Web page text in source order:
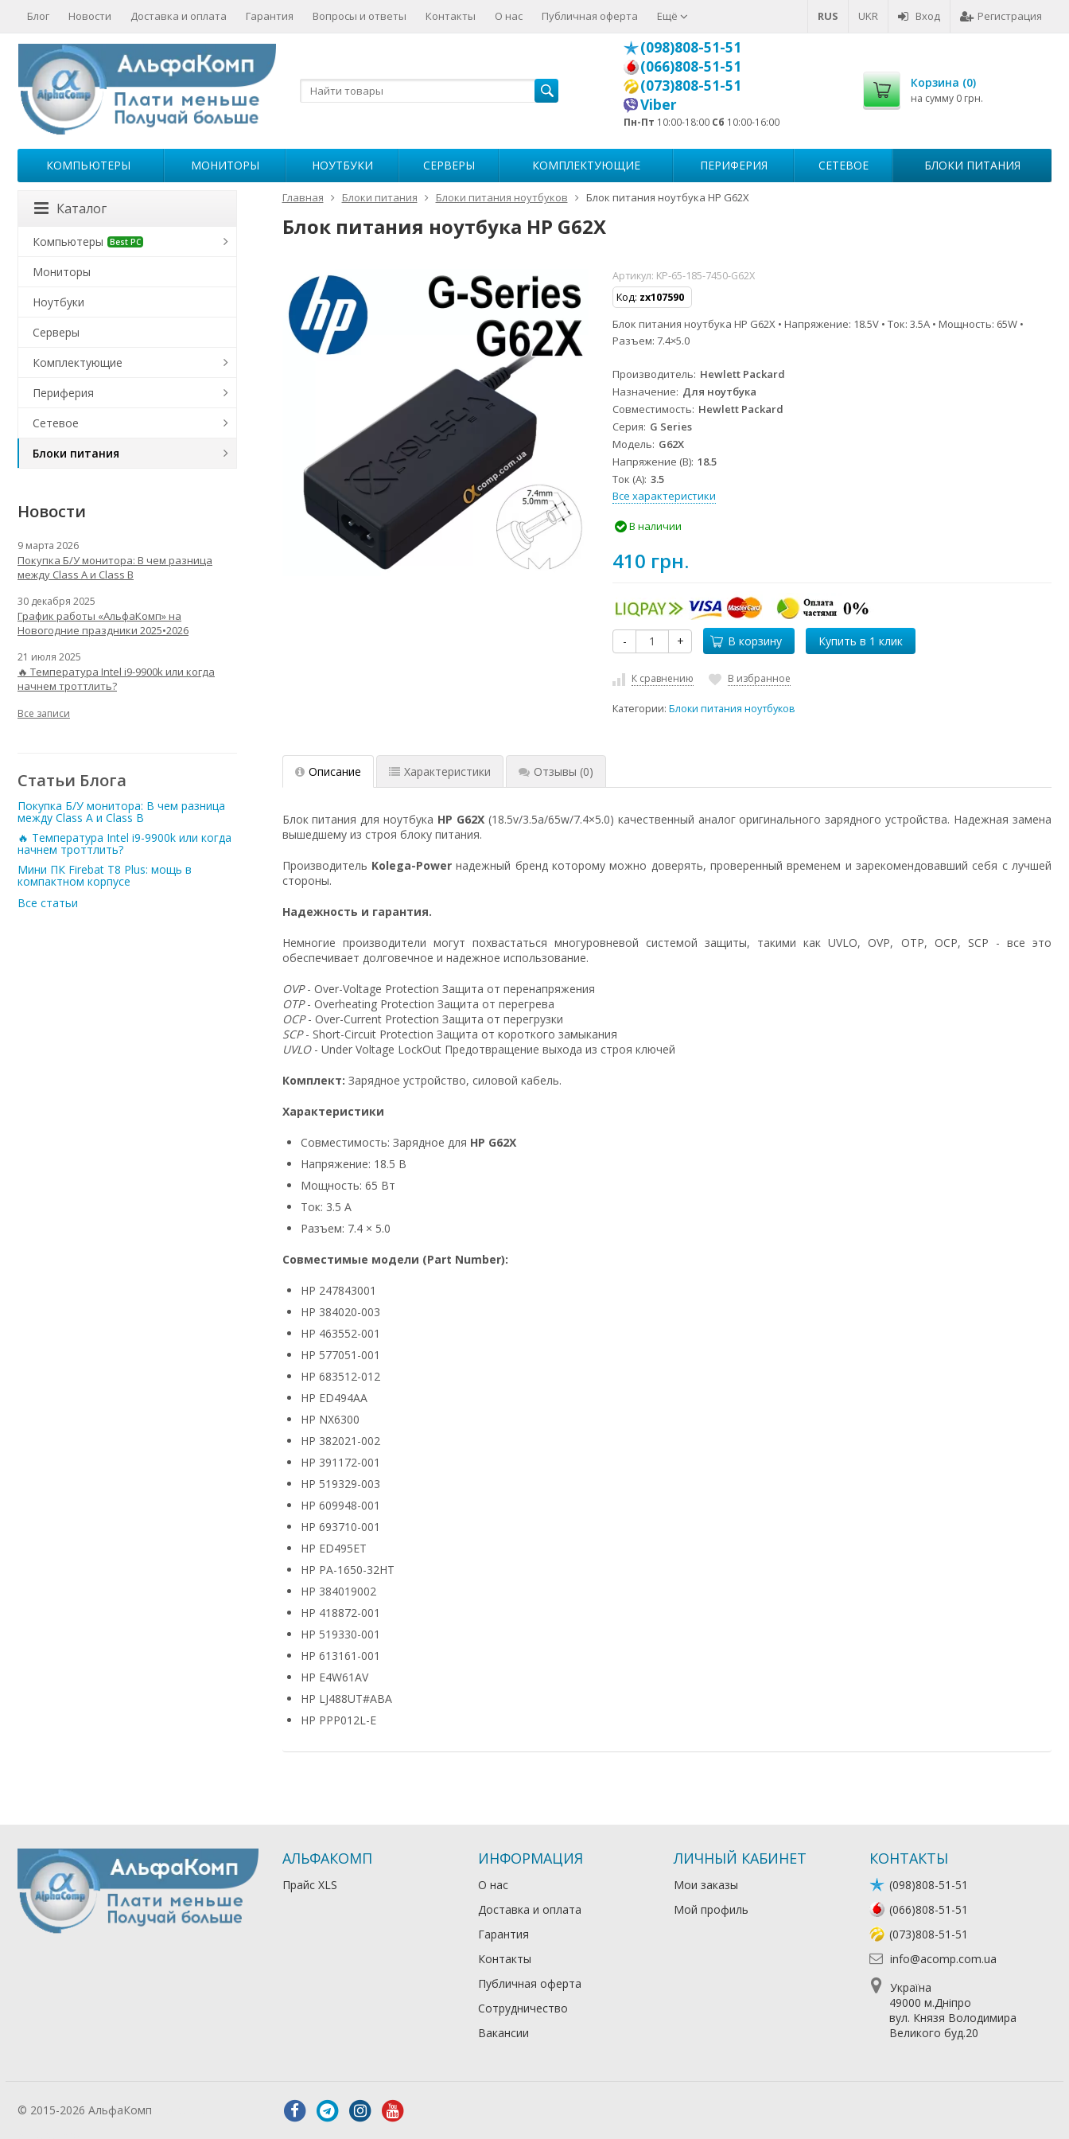
RUS UKR Вход Регистрация
Блог Новости Доставка и оплата Гарантия Вопросы и ответы Контакты О нас Публичная оферта Ещё
(098)808-51-51
(066)808-51-51
(073)808-51-51
Viber
Пн-Пт 10:00-18:00 Сб 10:00-16:00
Корзина (0)
на сумму 0 грн.
КОМПЬЮТЕРЫ МОНИТОРЫ НОУТБУКИ СЕРВЕРЫ КОМПЛЕКТУЮЩИЕ ПЕРИФЕРИЯ СЕТЕВОЕ БЛОКИ ПИТАНИЯ
Главная Блоки питания Блоки питания ноутбуков Блок питания ноутбука HP G62X
Блок питания ноутбука HP G62X
Артикул: KP-65-185-7450-G62X
Код: zx107590
Блок питания ноутбука HP G62X • Напряжение: 18.5V • Ток: 3.5A • Мощность: 65W •
Разъем: 7.4×5.0
Производитель Hewlett Packard
Назначение Для ноутбука
Совместимость Hewlett Packard
Серия G Series
Модель G62X
Напряжение (В) 18.5
Ток (А) 3.5
Все характеристики
В наличии
410 грн.
- + В корзину
К сравнению В избранное
Категории:Блоки питания ноутбуков
Описание Характеристики Отзывы (0)
Блок питания для ноутбука HP G62X(18.5v/3.5a/65w/7.4×5.0) качественный аналог оригинального зарядного устройства. Надежная замена
вышедшему из строя блоку питания.
Производитель Kolega-Powerнадежный бренд которому можно доверять, проверенный временем и зарекомендовавший себя с лучшей
стороны.
Надежность и гарантия.
Немногие производители могут похвастаться многуровневой системой защиты, такими как UVLO, OVP, OTP, OCP, SCP - все это
обеспечивает долговечное и надежное использование.
OVP- Over-Voltage Protection Защита от перенапряжения
OTP- Overheating Protection Защита от перегрева
OCP- Over-Current Protection Защита от перегрузки
SCP- Short-Circuit Protection Защита от короткого замыкания
UVLO- Under Voltage LockOut Предотвращение выхода из строя ключей
Комплект: Зарядное устройство, силовой кабель.
Характеристики
Совместимость: Зарядное для HP G62X
Напряжение: 18.5 В
Мощность: 65 Вт
Ток: 3.5 А
Разъем: 7.4 × 5.0
Совместимые модели (Part Number):
HP 247843001
HP 384020-003
HP 463552-001
HP 577051-001
HP 683512-012
HP ED494AA
HP NX6300
HP 382021-002
HP 391172-001
HP 519329-003
HP 609948-001
HP 693710-001
HP ED495ET
HP PA-1650-32HT
HP 384019002
HP 418872-001
HP 519330-001
HP 613161-001
HP E4W61AV
HP LJ488UT#ABA
HP PPP012L-E
Каталог
Компьютеры Best PC
Мониторы
Ноутбуки
Серверы
Комплектующие
Периферия
Сетевое
Блоки питания
Новости
9 марта 2026
Покупка Б/У монитора: В чем разница
между Class A и Class B
30 декабря 2025
График работы «АльфаКомп» на
Новогодние праздники 2025•2026
21 июля 2025
🔥 Температура Intel i9-9900k или когда
начнем троттлить?
Все записи
Статьи Блога
Покупка Б/У монитора: В чем разница
между Class A и Class B
🔥 Температура Intel i9-9900k или когда
начнем троттлить?
Мини ПК Firebat T8 Plus: мощь в
компактном корпусе
Все статьи
АЛЬФАКОМП
Прайс XLS
ИНФОРМАЦИЯ
О нас
Доставка и оплата
Гарантия
Контакты
Публичная оферта
Сотрудничество
Вакансии
ЛИЧНЫЙ КАБИНЕТ
Мои заказы
Мой профиль
КОНТАКТЫ
(098)808-51-51
(066)808-51-51
(073)808-51-51
info@acomp.com.ua
Україна
49000 м.Дніпро
вул. Князя Володимира
Великого буд.20
© 2015-2026 АльфаКомп